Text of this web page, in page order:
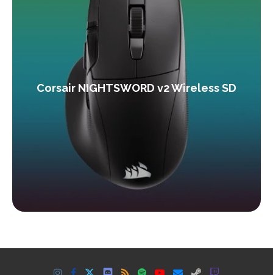
Corsair NIGHTSWORD v2 Wireless SD